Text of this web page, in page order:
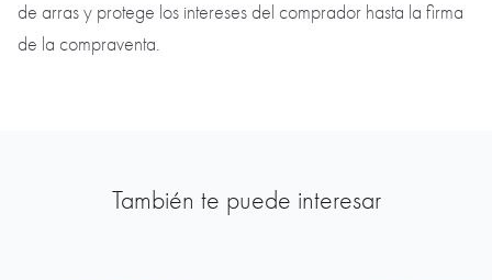
de arras y protege los intereses del comprador hasta la firma
de la compraventa.
También te puede interesar